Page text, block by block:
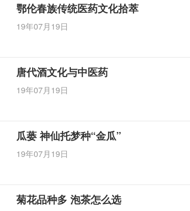
鄂伦春族传统医药文化拾萃
19年07月19日
唐代酒文化与中医药
19年07月19日
瓜蒌 神仙托梦种“金瓜”
19年07月19日
菊花品种多 泡茶怎么选